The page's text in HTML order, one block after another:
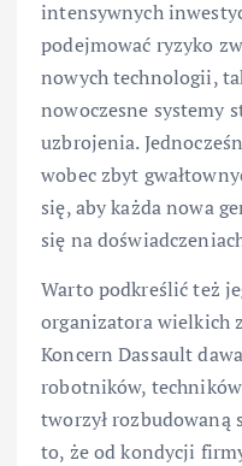
intensywnych
podejmować ryzyko
nowych technologii,
nowoczesne systemy
uzbrojenia.
wobec zbyt
się, aby każda nowa
się na
Warto podkreślić też
organizatora wielkich
Koncern Dassault
robotników,
tworzył rozbudowaną
to, że od kondycji